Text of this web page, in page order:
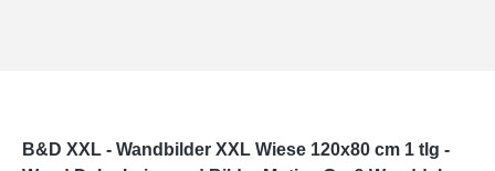
B&D XXL - Wandbilder XXL Wiese 120x80 cm 1 tlg -